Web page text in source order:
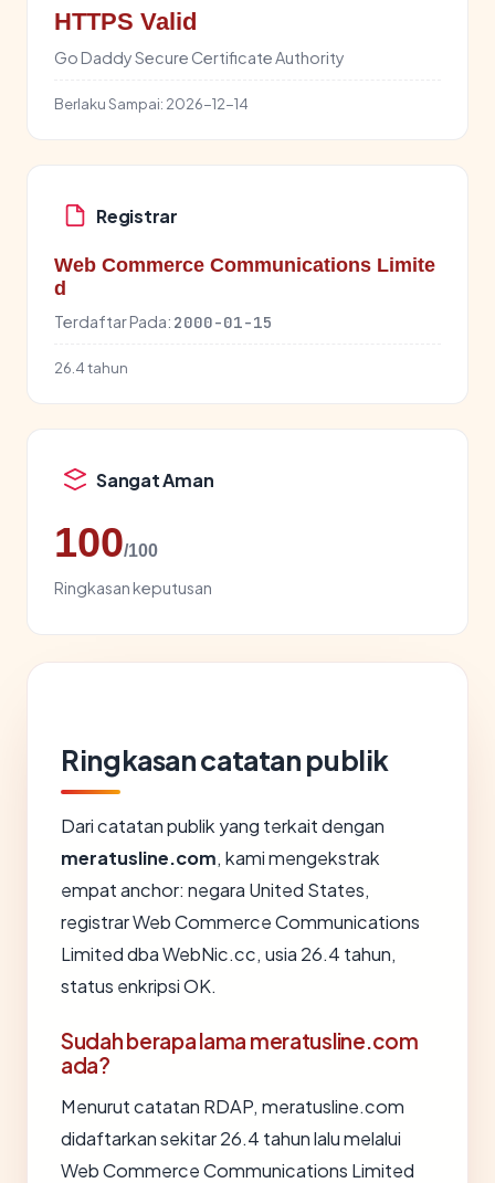
HTTPS Valid
Go Daddy Secure Certificate Authority
Berlaku Sampai: 2026-12-14
Registrar
Web Commerce Communications Limite
d
Terdaftar Pada: 2000-01-15
26.4 tahun
Sangat Aman
100/100
Ringkasan keputusan
Ringkasan catatan publik
Dari catatan publik yang terkait dengan
meratusline.com, kami mengekstrak
empat anchor: negara United States,
registrar Web Commerce Communications
Limited dba WebNic.cc, usia 26.4 tahun,
status enkripsi OK.
Sudah berapa lama meratusline.com
ada?
Menurut catatan RDAP, meratusline.com
didaftarkan sekitar 26.4 tahun lalu melalui
Web Commerce Communications Limited